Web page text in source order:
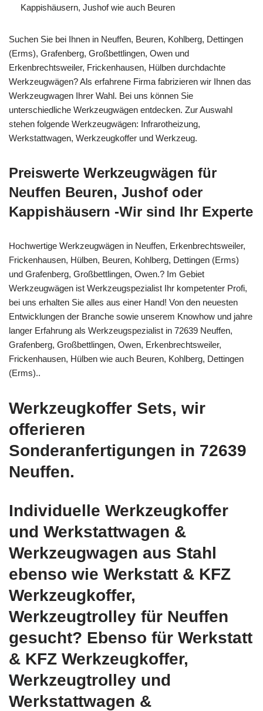
Kappishäusern, Jushof wie auch Beuren
Suchen Sie bei Ihnen in Neuffen, Beuren, Kohlberg, Dettingen
(Erms), Grafenberg, Großbettlingen, Owen und
Erkenbrechtsweiler, Frickenhausen, Hülben durchdachte
Werkzeugwägen? Als erfahrene Firma fabrizieren wir Ihnen das
Werkzeugwagen Ihrer Wahl. Bei uns können Sie
unterschiedliche Werkzeugwägen entdecken. Zur Auswahl
stehen folgende Werkzeugwägen: Infrarotheizung,
Werkstattwagen, Werkzeugkoffer und Werkzeug.
Preiswerte Werkzeugwägen für
Neuffen Beuren, Jushof oder
Kappishäusern -Wir sind Ihr Experte
Hochwertige Werkzeugwägen in Neuffen, Erkenbrechtsweiler,
Frickenhausen, Hülben, Beuren, Kohlberg, Dettingen (Erms)
und Grafenberg, Großbettlingen, Owen.? Im Gebiet
Werkzeugwägen ist Werkzeugspezialist Ihr kompetenter Profi,
bei uns erhalten Sie alles aus einer Hand! Von den neuesten
Entwicklungen der Branche sowie unserem Knowhow und jahre
langer Erfahrung als Werkzeugspezialist in 72639 Neuffen,
Grafenberg, Großbettlingen, Owen, Erkenbrechtsweiler,
Frickenhausen, Hülben wie auch Beuren, Kohlberg, Dettingen
(Erms)..
Werkzeugkoffer Sets, wir
offerieren
Sonderanfertigungen in 72639
Neuffen.
Individuelle Werkzeugkoffer
und Werkstattwagen &
Werkzeugwagen aus Stahl
ebenso wie Werkstatt & KFZ
Werkzeugkoffer,
Werkzeugtrolley für Neuffen
gesucht? Ebenso für Werkstatt
& KFZ Werkzeugkoffer,
Werkzeugtrolley und
Werkstattwagen &